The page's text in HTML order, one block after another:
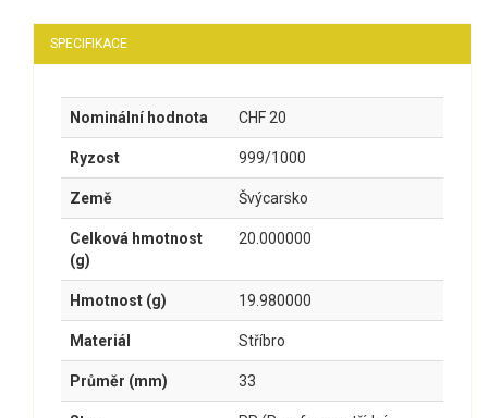
SPECIFIKACE
Nominální hodnota CHF 20
Ryzost 999/1000
Země Švýcarsko
Celková hmotnost
(g)
20.000000
Hmotnost (g) 19.980000
Materiál Stříbro
Průměr (mm) 33